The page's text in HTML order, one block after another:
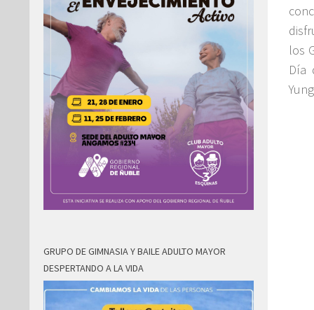
los
Día
GRUPO DE GIMNASIA Y BAILE ADULTO MAYOR
DESPERTANDO A LA VIDA